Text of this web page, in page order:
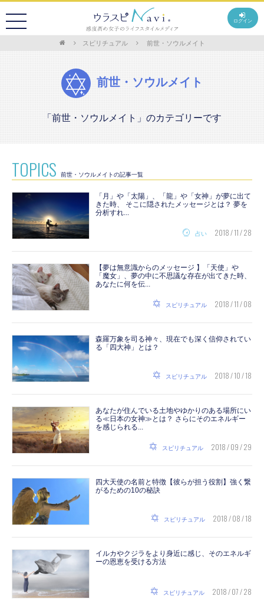
ログイン
スピリチュアル 前世・ソウルメイト
前世・ソウルメイト
「前世・ソウルメイト」のカテゴリーです
TOPICS 前世・ソウルメイトの記事一覧
「月」や「太陽」、「龍」や「女神」が夢に出て
きた時、 そこに隠されたメッセージとは？ 夢を
分析すれ...
占い 2018 / 11 / 28
【夢は無意識からのメッセージ 】「天使」や
「魔女」、夢の中に不思議な存在が出てきた時、
あなたに何を伝...
スピリチュアル 2018 / 11 / 08
森羅万象を司る神々、現在でも深く信仰されてい
る「四大神」とは？
スピリチュアル 2018 / 10 / 18
あなたが住んでいる土地やゆかりのある場所にい
る≪日本の女神≫とは？ さらにそのエネルギー
を感じられる...
スピリチュアル 2018 / 09 / 29
四大天使の名前と特徴【彼らが担う役割】強く繋
がるための10の秘訣
スピリチュアル 2018 / 08 / 18
イルカやクジラをより身近に感じ、そのエネルギ
ーの恩恵を受ける方法
スピリチュアル 2018 / 07 / 28